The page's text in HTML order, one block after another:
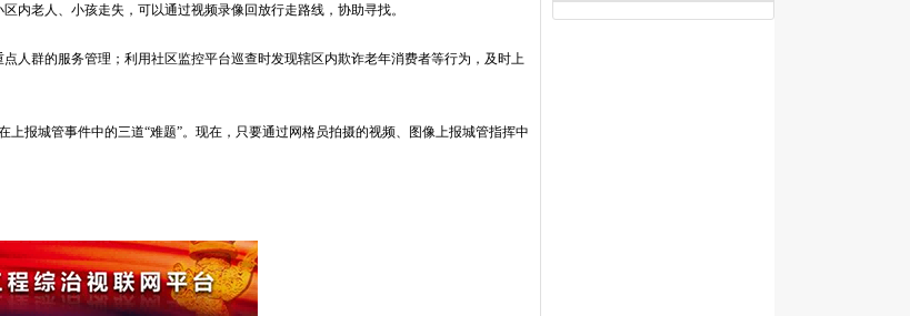
内老人、小孩走失，可以通过视频录像回放行走路线，协助寻找。
人群的服务管理；利用社区监控平台巡查时发现辖区内欺诈老年消费者等行为，及时上
报城管事件中的三道“难题”。现在，只要通过网格员拍摄的视频、图像上报城管指挥中